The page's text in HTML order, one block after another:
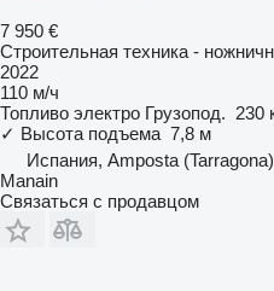
7 950 €
Строительная техника -
2022
110 м/ч
Топливо электро Грузопод. 230
✓ Высота подъема 7,8 м
Испания, Amposta (Tarragona)
Manain
Связаться с продавцом